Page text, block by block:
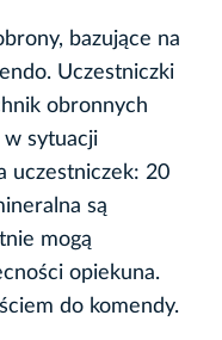
bazujące na
Uczestniczki
obronnych
w sytuacji
uczestniczek: 20
są
mogą
opiekuna.
do komendy.